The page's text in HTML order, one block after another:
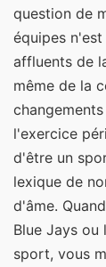
question de
équipes
affluents de
même de la
l'exercice
d'être un
lexique de
d'âme.
Blue Jays ou
sport, vous